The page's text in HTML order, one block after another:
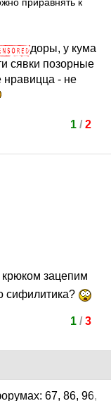
доры, у кума
сявки позорные
нравицца - не
1/ 2
крюком зацепим
сифилитика?
1/ 3